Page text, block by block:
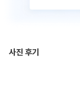
사진 후기